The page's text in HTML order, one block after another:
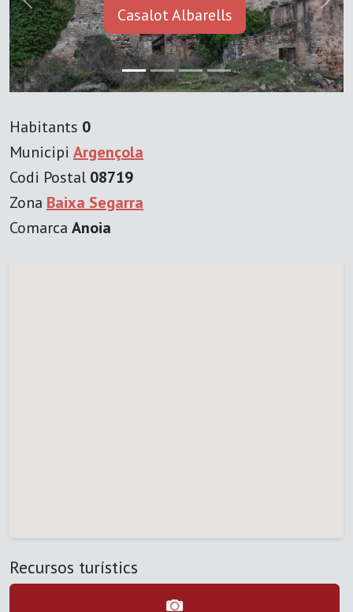
Casalot Albarells
Previous Next
Habitants 0
Municipi Argençola
Codi Postal 08719
Zona Baixa Segarra
Comarca Anoia
Recursos turístics